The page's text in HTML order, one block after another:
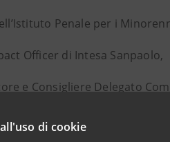
di cookie
Penale per i
Officer di Intesa Sanpaolo,
e Consigliere Delegato
all’Accoglienza e